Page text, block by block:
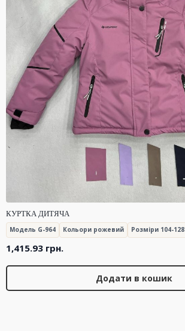
КУРТКА ДИТЯЧА
Модель G-964 Кольори рожевий Розміри 104-128
1,415.93 грн.
Додати в кошик